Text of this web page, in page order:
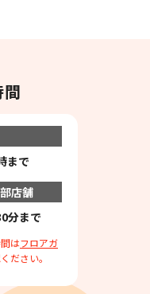
まで
店舗
分まで
はフロアガ
ださい。